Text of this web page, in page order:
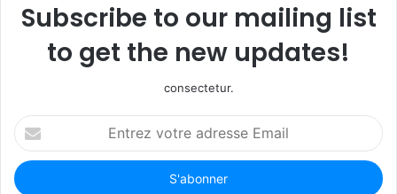
Subscribe to our mailing list
to get the new updates!
consectetur.
Entrez
votre
adresse
Email